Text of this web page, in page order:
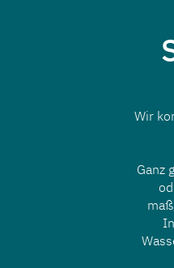
Wir
Ganz